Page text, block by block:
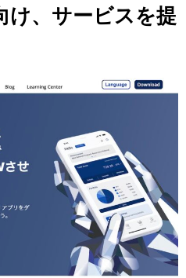
け、サービスを提